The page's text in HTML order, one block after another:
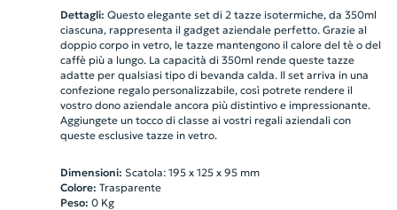
Dettagli: Questo elegante set di 2 tazze isotermiche, da 350ml
ciascuna, rappresenta il gadget aziendale perfetto. Grazie al
doppio corpo in vetro, le tazze mantengono il calore del tè o del
caffè più a lungo. La capacità di 350ml rende queste tazze
adatte per qualsiasi tipo di bevanda calda. Il set arriva in una
confezione regalo personalizzabile, così potrete rendere il
vostro dono aziendale ancora più distintivo e impressionante.
Aggiungete un tocco di classe ai vostri regali aziendali con
queste esclusive tazze in vetro.
Dimensioni: Scatola: 195 x 125 x 95 mm
Colore: Trasparente
Peso: 0Kg